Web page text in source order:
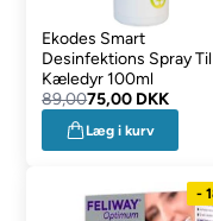
Ekodes Smart
Desinfektions Spray Til
Kæledyr 100ml
89,0075,00 DKK
Læg i kurv
-